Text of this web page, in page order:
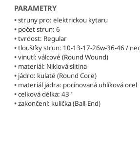
PARAMETRY
•struny pro: elektrickou kytaru
• počet strun: 6
•tvrdost: Regular
•tloušťky strun: 10-13-17-26w-36-46 /
•vinutí: válcové (Round Wound)
• materiál: Niklová slitina
• jádro: kulaté (Round Core)
• materiál jádra: pocínovaná uhlíková ocel
•celková délka: 43"
•zakončení: kulička (Ball-End)